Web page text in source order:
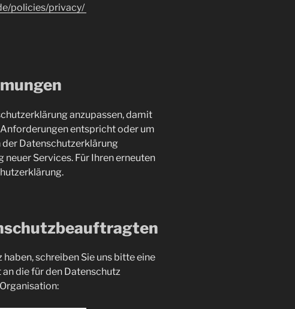
policies/privacy/
anzupassen, damit
entspricht oder um
Datenschutzerklärung
neuer Services. Für Ihren erneuten
schreiben Sie uns bitte eine
die für den Datenschutz